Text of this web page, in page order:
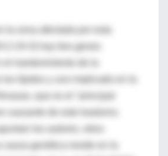
24-3) hay tres genes
los autores, otros
causa genética reside en la